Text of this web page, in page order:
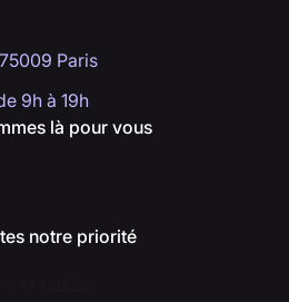
Paris
9h à 19h
là pour vous
notre priorité